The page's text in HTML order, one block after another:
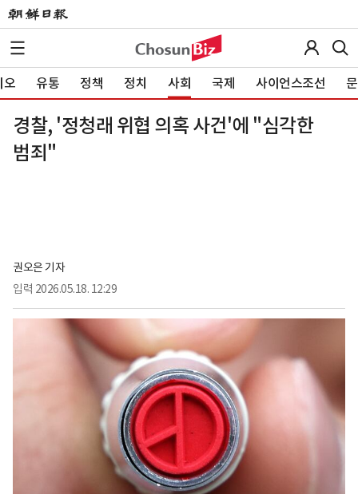
오 유통 정책 정치 사회 국제 사이언스조선
경찰, '정청래 위협 의혹 사건'에 "심각한
범죄"
권오은 기자
입력 2026.05.18. 12:29